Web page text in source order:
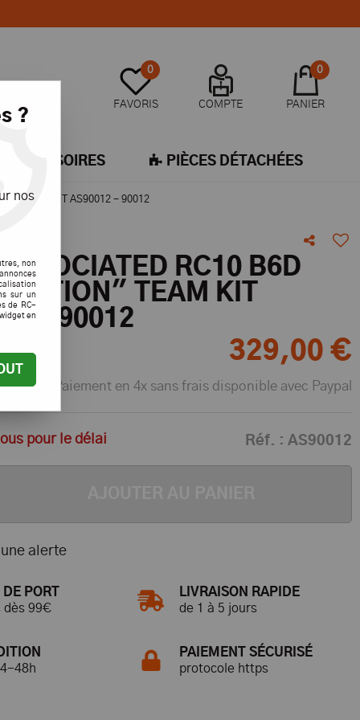
0
FAVORIS COMPTE
0
PANIER
ACCESSOIRES PIÈCES DÉTACHÉES
TEAM KIT AS90012 - 90012
RC10 B6D
TEAM KIT
- 90012
329,00 €
Paiement en 4x sans frais disponible avec Paypal
pour le délai Réf. : AS90012
alerte
PORT
dès 99€
48h
LIVRAISON RAPIDE
de 1 à 5 jours
PAIEMENT SÉCURISÉ
protocole https
?
nos
non
sur un
de RC-
en